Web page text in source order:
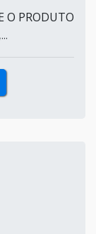
O PRODUTO